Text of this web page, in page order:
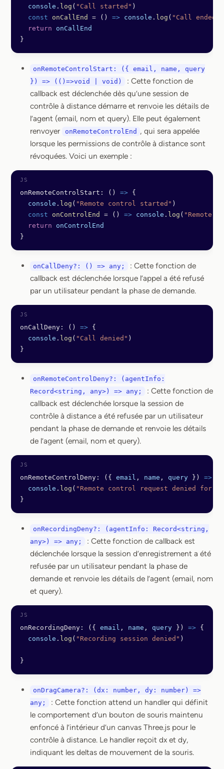
  console
. log ( "Call started" )
  const
onCallEnd = () => console . log ( "Call ended"
  return
onCallEnd
}
onRemoteControlStart: ({ email, name, query
}) => (()=>void | void)
: Cette fonction de
callback est déclenchée dès qu’une session de
contrôle à distance démarre et renvoie les détails de
l’agent (email, nom et query). Elle peut également
renvoyer
onRemoteControlEnd , qui sera appelée
lorsque les permissions de contrôle à distance sont
révoquées. Voici un exemple :
onRemoteControlStart: () => {
  console
. log ( "Remote control started" )
  const
onControlEnd = () => console . log ( "Remote
  return
onControlEnd
}
onCallDeny?: () => any;
: Cette fonction de
callback est déclenchée lorsque l’appel a été refusé
par un utilisateur pendant la phase de demande.
onCallDeny: () => {
  console
. log ( "Call denied" )
}
onRemoteControlDeny?: (agentInfo:
Record<string, any>) => any;
: Cette fonction de
callback est déclenchée lorsque la session de
contrôle à distance a été refusée par un utilisateur
pendant la phase de demande et renvoie les détails
de l’agent (email, nom et query).
onRemoteControlDeny: ({ email , name , query }) =>
  console
. log ( "Remote control request denied for"
}
onRecordingDeny?: (agentInfo: Record<string,
any>) => any;
: Cette fonction de callback est
déclenchée lorsque la session d’enregistrement a été
refusée par un utilisateur pendant la phase de
demande et renvoie les détails de l’agent (email, nom
et query).
onRecordingDeny: ({ email , name , query }) => {
  console
. log ( "Recording session denied" )
}
onDragCamera?: (dx: number, dy: number) =>
any;
: Cette fonction attend un handler qui définit
le comportement d’un bouton de souris maintenu
enfoncé à l’intérieur d’un canvas Three.js pour le
contrôle à distance. Le handler reçoit dx et dy,
indiquant les deltas de mouvement de la souris.